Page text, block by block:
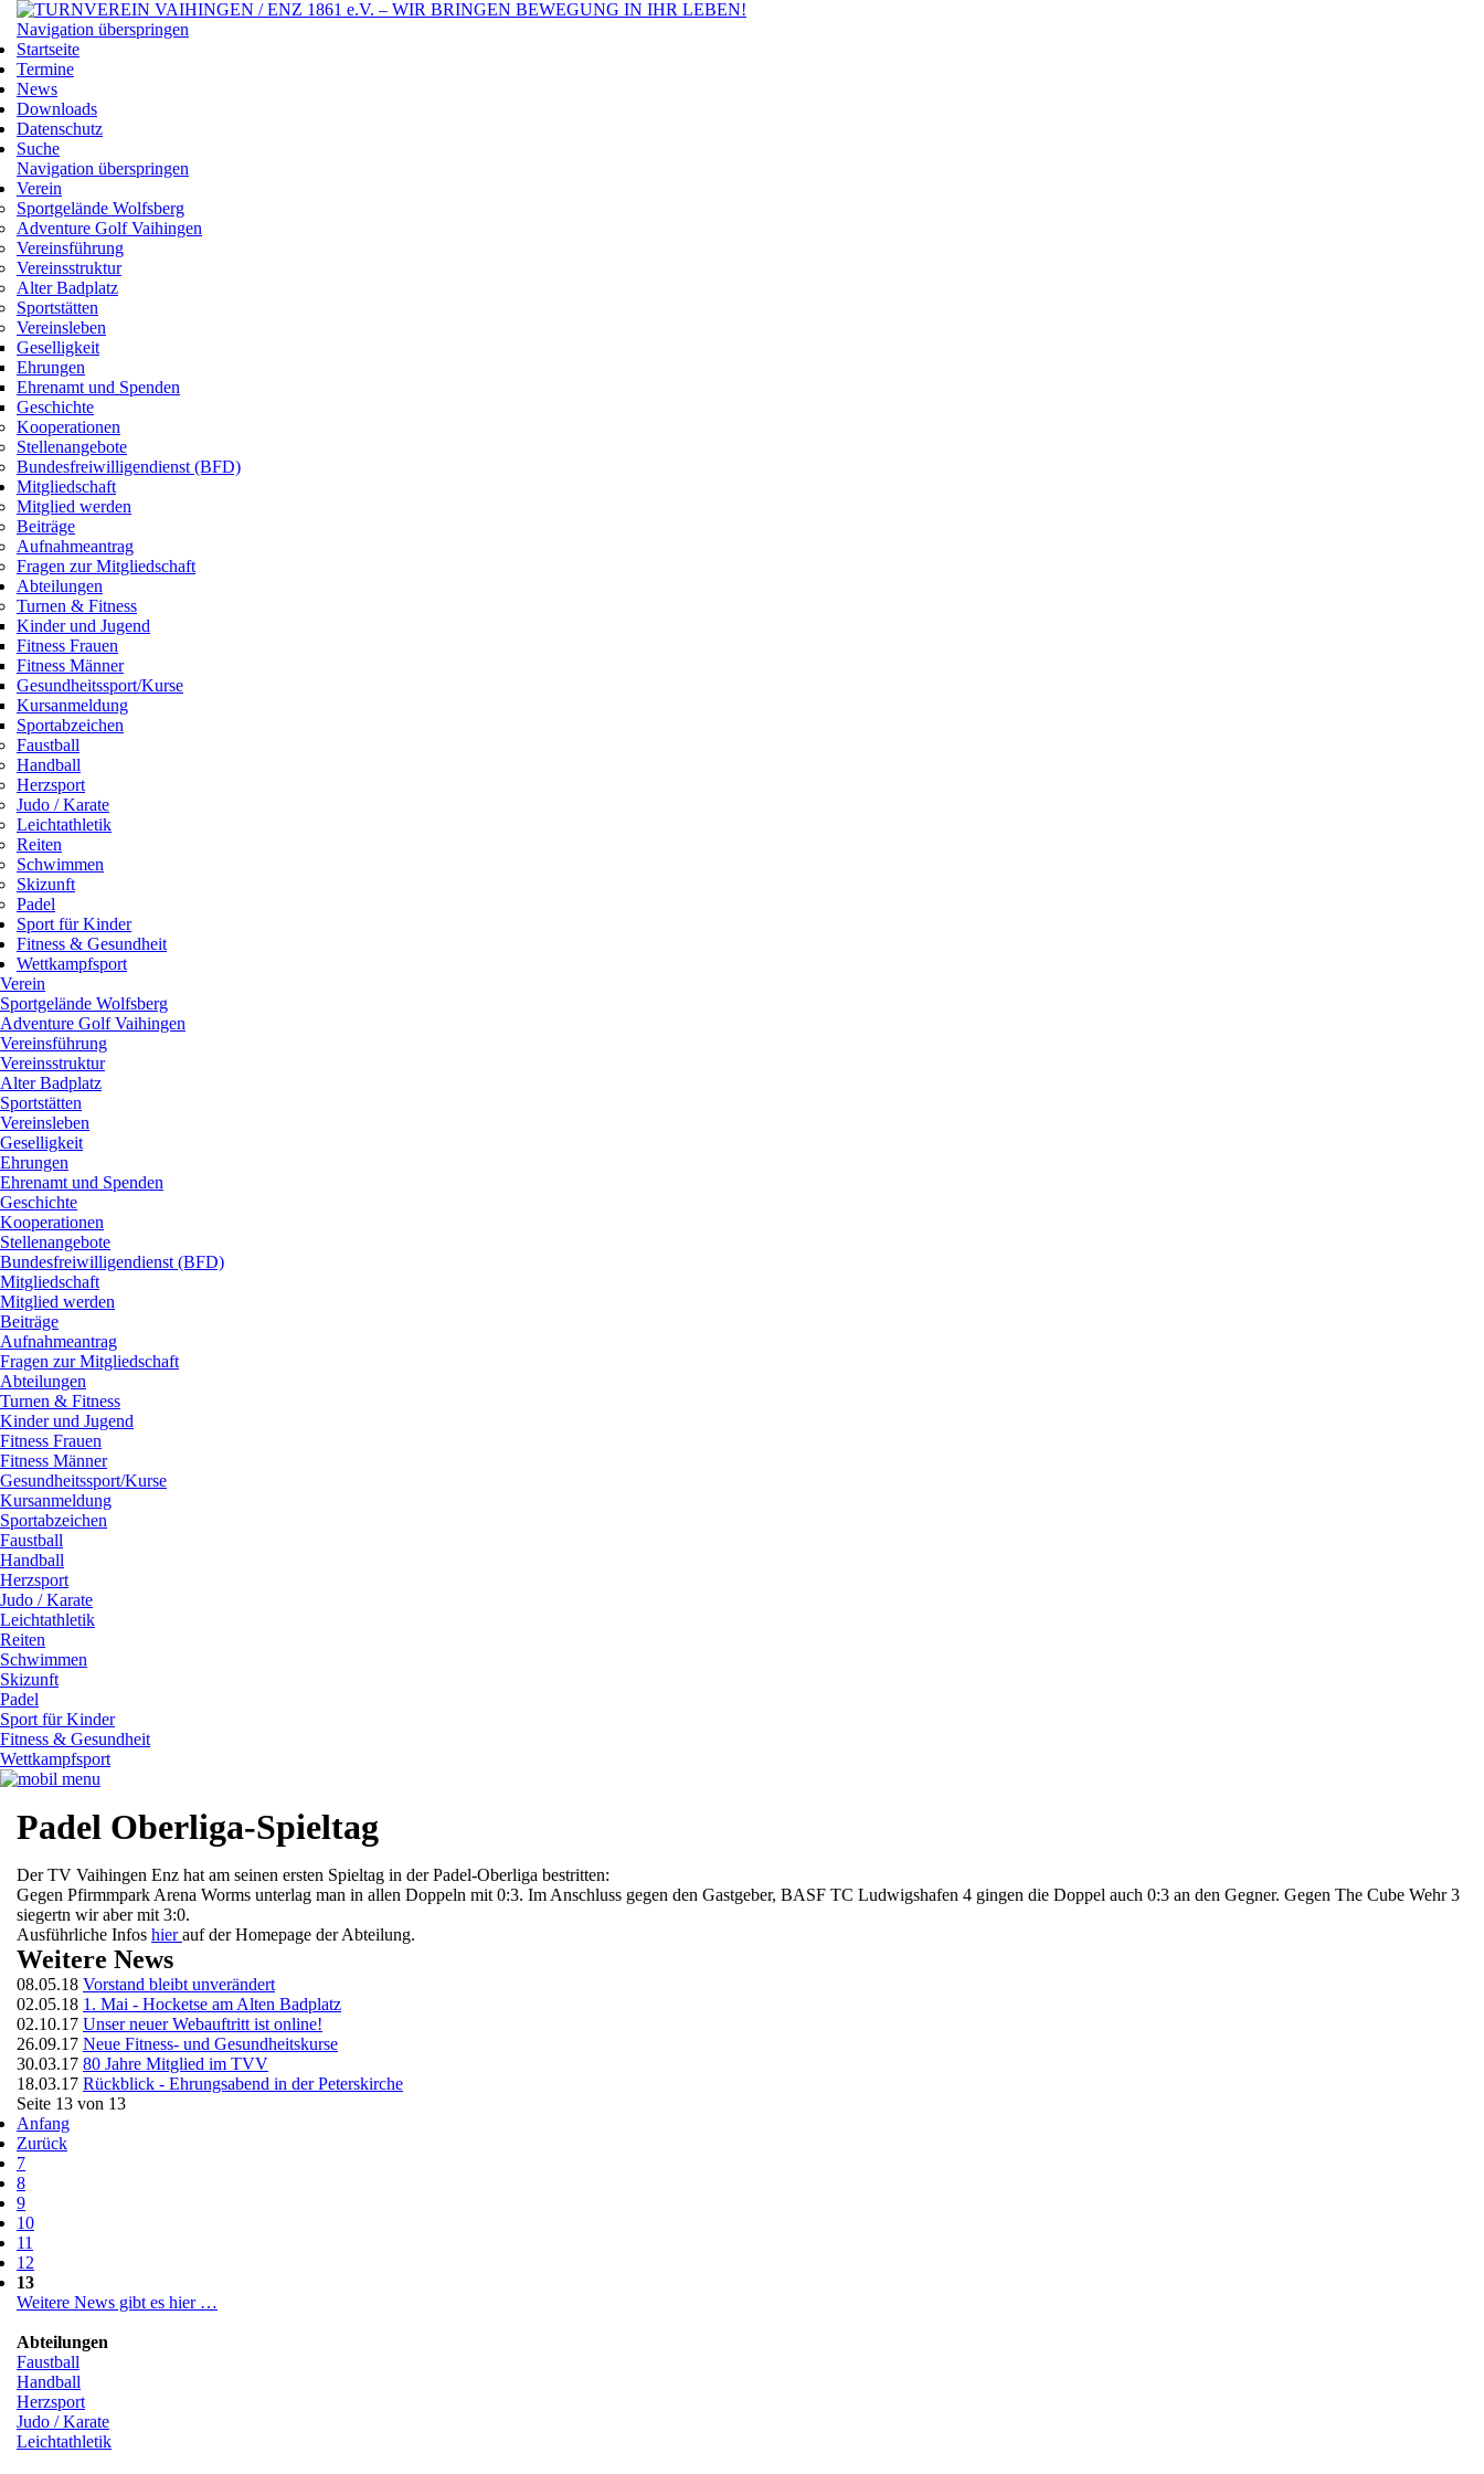
Navigation überspringen
Startseite
Termine
News
Downloads
Datenschutz
Suche
Navigation überspringen
Verein
Sportgelände Wolfsberg
Adventure Golf Vaihingen
Vereinsführung
Vereinsstruktur
Alter Badplatz
Sportstätten
Vereinsleben
Geselligkeit
Ehrungen
Ehrenamt und Spenden
Geschichte
Kooperationen
Stellenangebote
Bundesfreiwilligendienst (BFD)
Mitgliedschaft
Mitglied werden
Beiträge
Aufnahmeantrag
Fragen zur Mitgliedschaft
Abteilungen
Turnen & Fitness
Kinder und Jugend
Fitness Frauen
Fitness Männer
Gesundheitssport/Kurse
Kursanmeldung
Sportabzeichen
Faustball
Handball
Herzsport
Judo / Karate
Leichtathletik
Reiten
Schwimmen
Skizunft
Padel
Sport für Kinder
Fitness & Gesundheit
Wettkampfsport
Verein
Sportgelände Wolfsberg
Adventure Golf Vaihingen
Vereinsführung
Vereinsstruktur
Alter Badplatz
Sportstätten
Vereinsleben
Geselligkeit
Ehrungen
Ehrenamt und Spenden
Geschichte
Kooperationen
Stellenangebote
Bundesfreiwilligendienst (BFD)
Mitgliedschaft
Mitglied werden
Beiträge
Aufnahmeantrag
Fragen zur Mitgliedschaft
Abteilungen
Turnen & Fitness
Kinder und Jugend
Fitness Frauen
Fitness Männer
Gesundheitssport/Kurse
Kursanmeldung
Sportabzeichen
Faustball
Handball
Herzsport
Judo / Karate
Leichtathletik
Reiten
Schwimmen
Skizunft
Padel
Sport für Kinder
Fitness & Gesundheit
Wettkampfsport
Padel Oberliga-Spieltag
Der TV Vaihingen Enz hat am seinen ersten Spieltag in der Padel-Oberliga bestritten:
Gegen Pfirmmpark Arena Worms unterlag man in allen Doppeln mit 0:3. Im Anschluss gegen den Gastgeber, BASF TC Ludwigshafen 4 gingen die Doppel auch 0:3 an den Gegner. Gegen The Cube Wehr 3
siegertn wir aber mit 3:0.
Ausführliche Infos hierauf der Homepage der Abteilung.
Weitere News
08.05.18 Vorstand bleibt unverändert
02.05.18 1. Mai - Hocketse am Alten Badplatz
02.10.17 Unser neuer Webauftritt ist online!
26.09.17 Neue Fitness- und Gesundheitskurse
30.03.17 80 Jahre Mitglied im TVV
18.03.17 Rückblick - Ehrungsabend in der Peterskirche
Seite 13 von 13
Anfang
Zurück
7
8
9
10
11
12
13
Weitere News gibt es hier …
Abteilungen
Faustball
Handball
Herzsport
Judo / Karate
Leichtathletik